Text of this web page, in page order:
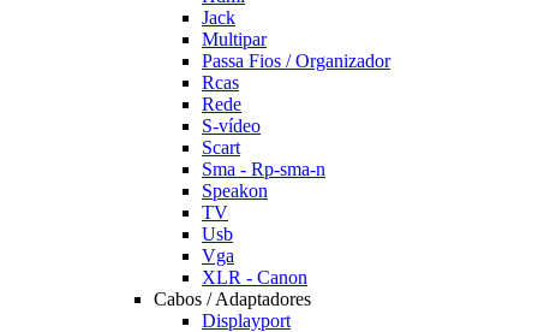
Jack
Multipar
Passa Fios / Organizador
Rcas
Rede
S-vídeo
Scart
Sma - Rp-sma-n
Speakon
TV
Usb
Vga
XLR - Canon
Cabos / Adaptadores
Displayport